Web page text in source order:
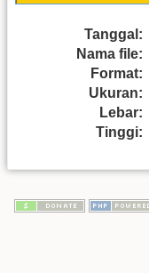
Tanggal:
Nama file:
Format:
Ukuran:
Lebar:
Tinggi: